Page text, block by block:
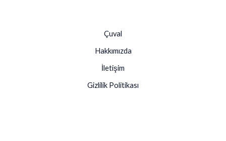
Çuval
Hakkımızda
İletişim
Gizlilik Politikası